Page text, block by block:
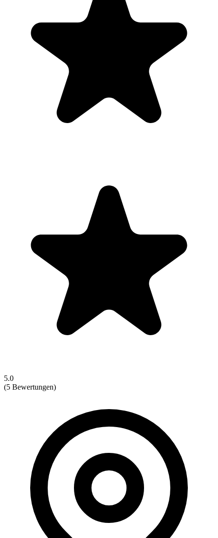
5.0
(5 Bewertungen)